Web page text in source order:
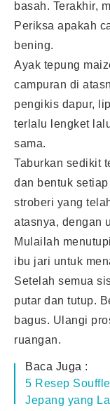
basah. Terakhir,
Periksa apakah
bening.
Ayak tepung
campuran di
pengikis dapur,
terlalu lengket
sama.
Taburkan sedikit
dan bentuk
stroberi yang
atasnya, dengan
Mulailah
ibu jari untuk
Setelah semua
putar dan tutup.
bagus. Ulangi
ruangan.
Baca Juga :
5 Resep
Jepang yang